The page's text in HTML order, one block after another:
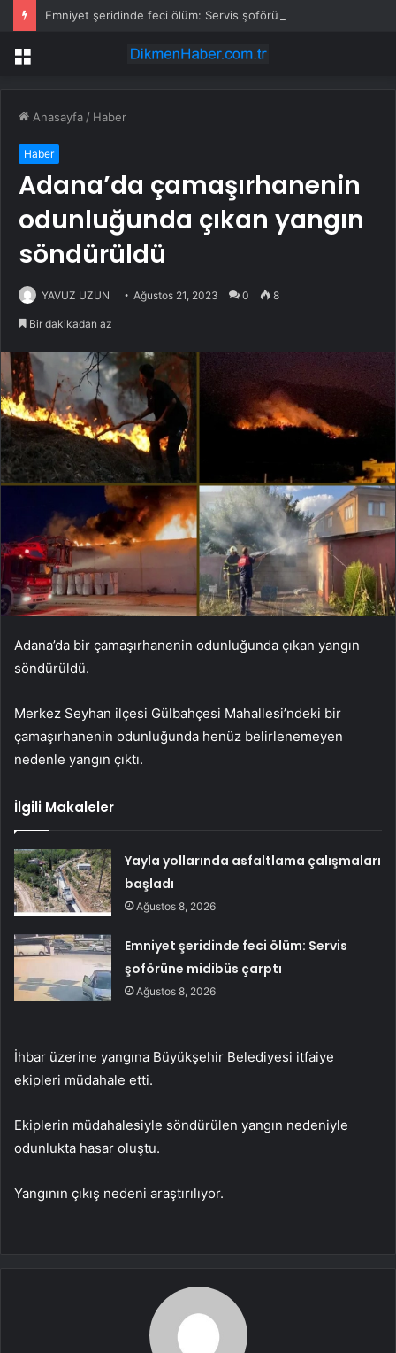
Menü
Anasayfa / Haber
Haber
Adana’da çamaşırhanenin
odunluğunda çıkan yangın
söndürüldü
YAVUZ UZUN Ağustos 21, 2023 0 8
Bir dakikadan az
Adana’da bir çamaşırhanenin odunluğunda çıkan yangın
söndürüldü.
Merkez Seyhan ilçesi Gülbahçesi Mahallesi’ndeki bir
çamaşırhanenin odunluğunda henüz belirlenemeyen
nedenle yangın çıktı.
İlgili Makaleler
Yayla yollarında asfaltlama çalışmaları
başladı
Ağustos 8, 2026
Emniyet şeridinde feci ölüm: Servis
şoförüne midibüs çarptı
Ağustos 8, 2026
İhbar üzerine yangına Büyükşehir Belediyesi itfaiye
ekipleri müdahale etti.
Ekiplerin müdahalesiyle söndürülen yangın nedeniyle
odunlukta hasar oluştu.
Yangının çıkış nedeni araştırılıyor.